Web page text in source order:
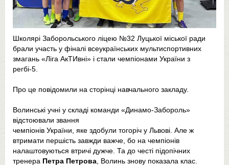
Школярі Заборольського ліцею №32 Луцької міської ради
брали участь у фіналі всеукраїнських мультиспортивних
змагань «Ліга АкТИвні» і стали чемпіонами України з
регбі-5.
Про це повідомили на сторінці навчального закладу.
Волинські учні у складі команди «Динамо-Забороль»
відстоювали звання
чемпіонів України, яке здобули тогоріч у Львові. Але ж
втримати першість завжди важче, бо на чемпіонів
налаштовуються втричі дужче. Та до честі підопічних
тренера Петра Петрова , Волинь знову показала клас.